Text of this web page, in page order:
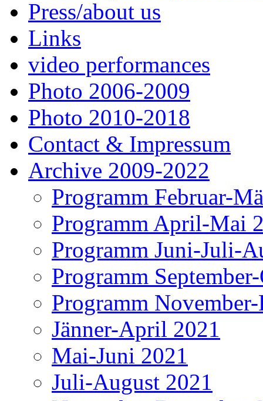
Press/about us
Links
video performances
Photo 2006-2009
Photo 2010-2018
Contact & Impressum
Archive 2009-2022
Programm Februar-
Programm April-Mai
Programm Juni-Juli-
Programm
Programm
Jänner-April 2021
Mai-Juni 2021
Juli-August 2021